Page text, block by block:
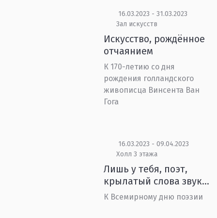
16.03.2023 - 31.03.2023
Зал искусств
Искусство, рождённое
отчаянием
К 170-летию со дня
рождения голландского
живописца Винсента Ван
Гога
16.03.2023 - 09.04.2023
Холл 3 этажа
Лишь у тебя, поэт,
крылатый слова звук…
К Всемирному дню поэзии